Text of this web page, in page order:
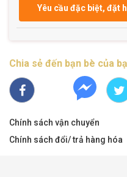
Yêu cầu đặc biệt, đặt
Chia sẻ đến bạn bè của
Chính sách vận chuyển
Chính sách đổi/ trả hàng hóa